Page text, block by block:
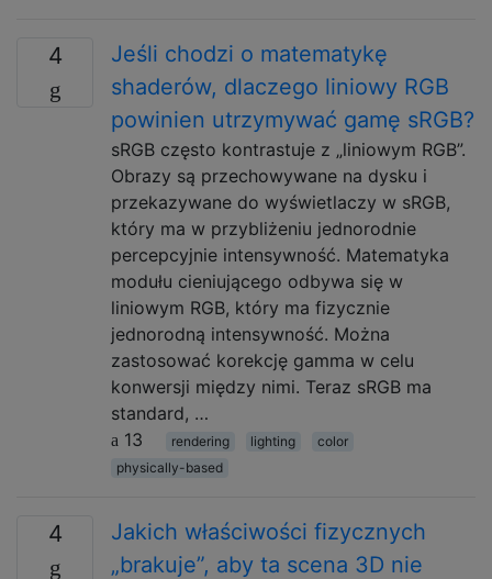
4
Jeśli chodzi o matematykę
shaderów, dlaczego liniowy RGB
powinien utrzymywać gamę sRGB?
sRGB często kontrastuje z „liniowym RGB”.
Obrazy są przechowywane na dysku i
przekazywane do wyświetlaczy w sRGB,
który ma w przybliżeniu jednorodnie
percepcyjnie intensywność. Matematyka
modułu cieniującego odbywa się w
liniowym RGB, który ma fizycznie
jednorodną intensywność. Można
zastosować korekcję gamma w celu
konwersji między nimi. Teraz sRGB ma
standard, …
13
rendering lighting
color
physically-based
4
Jakich właściwości fizycznych
„brakuje”, aby ta scena 3D nie